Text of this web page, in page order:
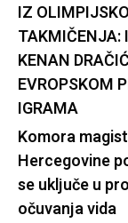
IZ
TAKMIČENJA:
KENAN
EVROPSKOM
IGRAMA
Komora
Hercegovine
se uključe u
očuvanja vida